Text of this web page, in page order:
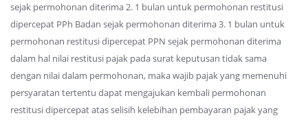
sejak permohonan diterima 2. 1 bulan untuk permohonan restitusi
dipercepat PPh Badan sejak permohonan diterima 3. 1 bulan untuk
permohonan restitusi dipercepat PPN sejak permohonan diterima
dalam hal nilai restitusi pajak pada surat keputusan tidak sama
dengan nilai dalam permohonan, maka wajib pajak yang memenuhi
persyaratan tertentu dapat mengajukan kembali permohonan
restitusi dipercepat atas selisih kelebihan pembayaran pajak yang